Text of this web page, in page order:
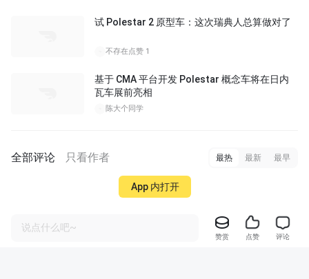
试 Polestar 2 原型车：这次瑞典人总算做对了
不存在点赞 1
基于 CMA 平台开发 Polestar 概念车将在日内
瓦车展前亮相
陈大个同学
全部评论 只看作者 最热 最新 最早
App 内打开
说点什么吧~
赞赏 点赞 评论